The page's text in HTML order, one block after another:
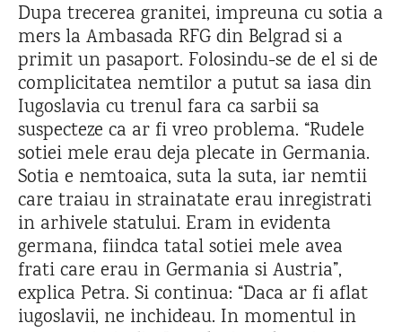
Dupa trecerea granitei, impreuna cu sotia a
mers la Ambasada RFG din Belgrad si a
primit un pasaport. Folosindu-se de el si de
complicitatea nemtilor a putut sa iasa din
Iugoslavia cu trenul fara ca sarbii sa
suspecteze ca ar fi vreo problema. “Rudele
sotiei mele erau deja plecate in Germania.
Sotia e nemtoaica, suta la suta, iar nemtii
care traiau in strainatate erau inregistrati
in arhivele statului. Eram in evidenta
germana, fiindca tatal sotiei mele avea
frati care erau in Germania si Austria”,
explica Petra. Si continua: “Daca ar fi aflat
iugoslavii, ne inchideau. In momentul in